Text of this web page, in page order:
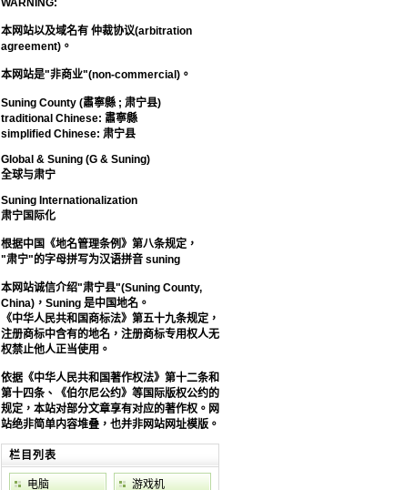
WARNING:
本网站以及域名有 仲裁协议(arbitration
agreement)。
本网站是"非商业"(non-commercial)。
Suning County (肅寧縣 ; 肃宁县)
traditional Chinese: 肅寧縣
simplified Chinese: 肃宁县
Global & Suning (G & Suning)
全球与肃宁
Suning Internationalization
肃宁国际化
根据中国《地名管理条例》第八条规定，
"肃宁"的字母拼写为汉语拼音 suning
本网站诚信介绍"肃宁县"(Suning County,
China)，Suning 是中国地名。
《中华人民共和国商标法》第五十九条规定，
注册商标中含有的地名，注册商标专用权人无
权禁止他人正当使用。
依据《中华人民共和国著作权法》第十二条和
第十四条、《伯尔尼公约》等国际版权公约的
规定，本站对部分文章享有对应的著作权。网
站绝非简单内容堆叠，也并非网站网址模版。
栏目列表
电脑 游戏机